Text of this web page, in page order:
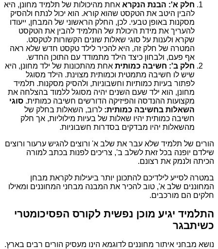
חלק א': הבנת הנקרא אחת מהיכולות של תלמיד מחונן, היא
להבין היטב את הטקסט שהוא קורא. הוא יכול לנתח ולהסיק
מסקנות באופן טבעי. לכן, החלק הראשוני של המבחן, ייעודו
להעריך את מידת היכולת של התלמיד להבין את הטקסט
שקרא ולענות על סוגי שאלות שונים הקשורות לטקסט.
המטרה של חלק זה, היא להכיר לילד טקסט חדש שלא ראה
אף פעם, ולבחון כיצד הילד מתמודד עם התוכן החדש.
חלק ב': חשיבה כמותית אחת מהתכונות של ילד מחונן, היא
שיש לו חשיבה מתמטית וכמותית מצוינת. הילד מסוגל
לפתור בעיות כמותיות וחשבוניות, ולהסיק מסקנות. תלמיד
מחונן, הוא ילד שעם השנים יהיה מסוגל ללמוד בהצלחה את
מקצועות ההנדסה והפיזיקה הדורשים חשיבה כמותית. סוגי
השאלות בחשיבה כמותית: לרוב, השאלות בחלק של
חשיבה כמותית יהיו שאלות של בעיות מילוליות, אך חלק
מהשאלות יהיו מבדקים בסדרות חשבוניות.
הורים של תלמיד שלא עבר את שלב א' ורוצים להגיש ערעור ורוצים
שילדם יופנה בכל זאת לשלב ב', צריכים לפנות בכתב למורה
הכיתה ולנמק את רצונם.
במטרה לסייע לילדיכם להתכונן יותר ביעילות לקראת מבחן
המחוננים שלב א', טוב להכיר את המבנה מבחני המחוננים ומאילו
חלקים הם מורכבים.
התלמיד יגיע מוכן נפשית לקורס הפסיכומטרי
כשיתבגר
נושא מבחני איתור מחוננים לדוגמא הינו מעסיק הורים רבים בארץ.